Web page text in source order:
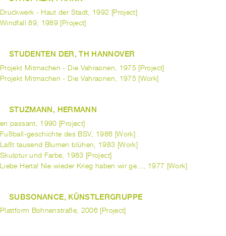
Druckwerk - Haut der Stadt, 1992 [Project]
Windfall 89, 1989 [Project]
STUDENTEN DER, TH HANNOVER
Projekt Mitmachen - Die Vahraonen, 1975 [Project]
Projekt Mitmachen - Die Vahraonen, 1975 [Work]
STUZMANN, HERMANN
en passant, 1990 [Project]
Fußball-geschichte des BSV, 1986 [Work]
Laßt tausend Blumen blühen, 1983 [Work]
Skulptur und Farbe, 1983 [Project]
Liebe Herta! Nie wieder Krieg haben wir ge..., 1977 [Work]
SUBSONANCE, KÜNSTLERGRUPPE
Plattform Bohnenstraße, 2006 [Project]